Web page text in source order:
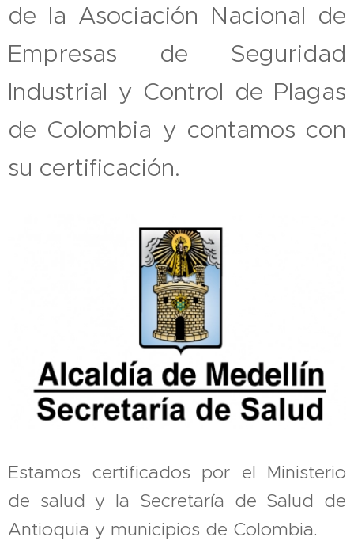
de la Asociación Nacional de
Empresas de Seguridad
Industrial y Control de Plagas
de Colombia y contamos con
su certificación.
Estamos certificados por el Ministerio
de salud y la Secretaría de Salud de
Antioquia y municipios de Colombia.